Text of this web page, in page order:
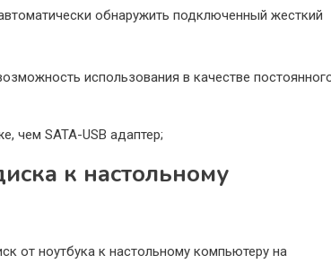
обнаружить подключенный жесткий
использования в качестве
чем SATA-USB адаптер;
к настольному
от ноутбука к настольному компьютеру на